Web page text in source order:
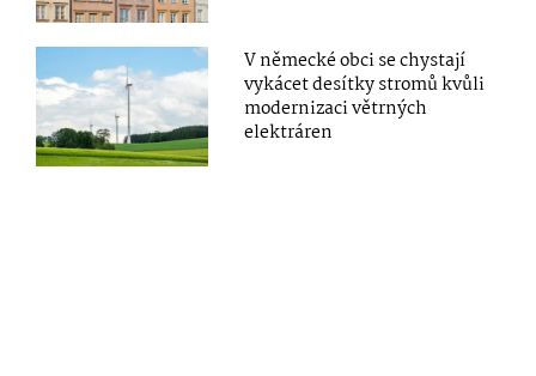
V německé obci se chystají
vykácet desítky stromů kvůli
modernizaci větrných
elektráren